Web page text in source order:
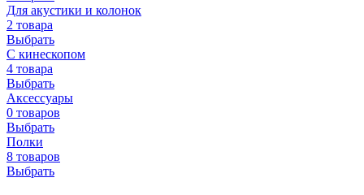
Для акустики и колонок
2 товара
Выбрать
С кинескопом
4 товара
Выбрать
Аксессуары
0 товаров
Выбрать
Полки
8 товаров
Выбрать